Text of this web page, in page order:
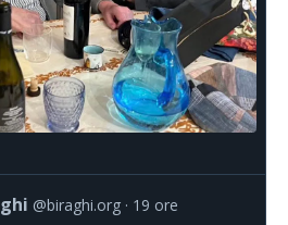
@biraghi.org 19 ore